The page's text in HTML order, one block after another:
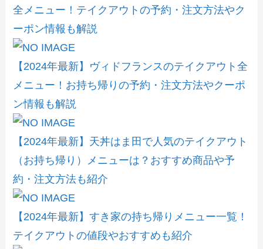
全メニュー！テイクアウトの予約・注文方法やク
ーポン情報も解説
【2024年最新】ヴィドフランスのテイクアウト全
メニュー！お持ち帰りの予約・注文方法やクーポ
ン情報も解説
【2024年最新】天丼はま田で人気のテイクアウト
（お持ち帰り）メニューは？おすすめ商品や予
約・注文方法も紹介
【2024年最新】すき家の持ち帰りメニュー一覧！
テイクアウトの値段やおすすめも紹介